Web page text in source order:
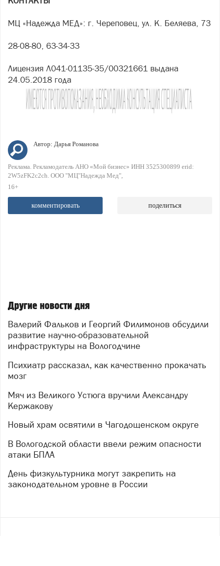
МЦ «Надежда МЕД»: г. Череповец, ул. К. Беляева, 73
28-08-80, 63-34-33
Лицензия Л041-01135-35/00321661 выдана
24.05.2018 года
Автор: Дарья Романова
Реклама. Рекламодатель АНО «Мой бизнес» ИНН 3525300899 erid:
2W5zFK2c2ch. ООО "МЦ"Надежда Мед"
16+
комментировать поделиться
Другие новости дня
Валерий Фальков и Георгий Филимонов обсудили
развитие научно-образовательной
инфраструктуры на Вологодчине
Психиатр рассказал, как качественно прокачать
мозг
Мяч из Великого Устюга вручили Александру
Кержакову
Новый храм освятили в Чагодощенском округе
В Вологодской области ввели режим опасности
атаки БПЛА
День физкультурника могут закрепить на
законодательном уровне в России